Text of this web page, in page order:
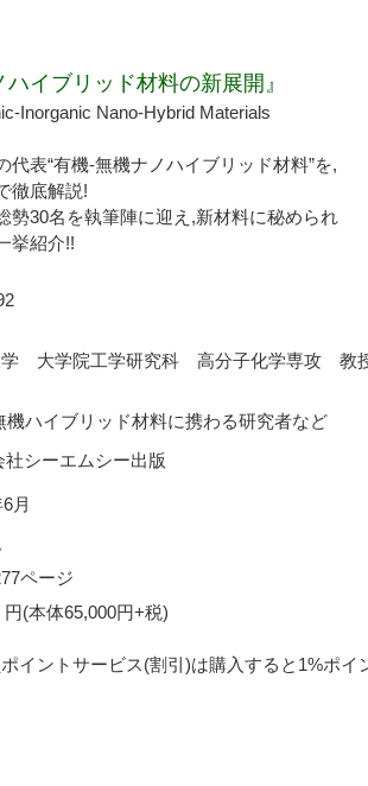
ハイブリッド材料の新展開』
Inorganic Nano-Hybrid Materials
表“有機-無機ナノハイブリッド材料”を,
徹底解説!
勢30名を執筆陣に迎え,新材料に秘められ
挙紹介!!
学 大学院工学研究科 高分子化学専攻 教
機ハイブリッド材料に携わる研究者など
社シーエムシー出版
月
ページ
円(本体65,000円+税)
イントサービス(割引)は購入すると1%ポイ